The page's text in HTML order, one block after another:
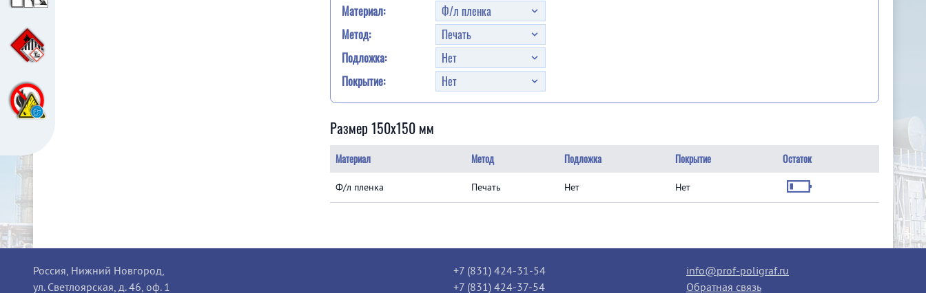
Материал:
Метод:
Подложка:
Покрытие:
Размер 150x150 мм
Материал Метод Подложка Покрытие Остаток
Ф/л пленка Печать Нет Нет
Россия, Нижний Новгород,
ул. Светлоярская, д. 46, оф. 1
+7 (831) 424-31-54
+7 (831) 424-37-54
info@prof-poligraf.ru
Обратная связь